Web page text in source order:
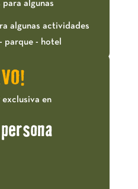
algunas
algunas actividades
parque - hotel
en